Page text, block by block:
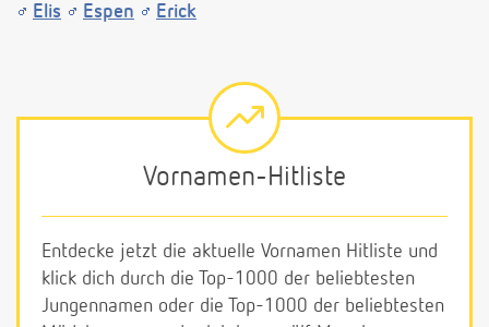
Elis
Espen Erick
Vornamen-Hitliste
Entdecke jetzt die aktuelle Vornamen Hitliste und
klick dich durch die Top-1000 der beliebtesten
Jungennamen oder die Top-1000 der beliebtesten